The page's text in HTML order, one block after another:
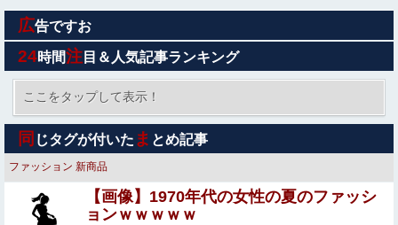
京大病院、脳腫瘍摘出手術で誤って腫瘍の無い部位を摘
出 脳幹など損傷受け植物状態に
カープ渡邉悠斗、1号ホームラン！中日宮内から今季初本
塁打！仲田侑仁タイムリー＆マルチ他
【悲報】ワイ「半沢直樹みたいな銀行員カッコいい」銀行
員の友人「あんな奴居ねえよ」
ストーカーに狙われた女子高生が悲惨…絶対に避けられな
い中出しレ●プGIF画像
広告ですお
24時間注 目＆人気記事ランキング
ここをタップして表示！
同 じタグが付いた ま とめ記事
ファッション 新商品
【画像】1970年代の女性の夏のファッシ
ョンｗｗｗｗｗ